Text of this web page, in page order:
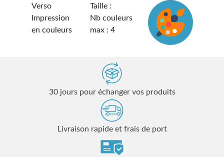
Verso
Impression
en couleurs
Taille :
Nb couleurs
max : 4
30 jours pour échanger vos produits
Livraison rapide et frais de port